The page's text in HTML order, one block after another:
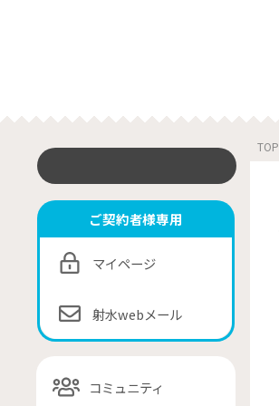
ご契約者様専用
マイページ
射水webメール
コミュニティ
TOP